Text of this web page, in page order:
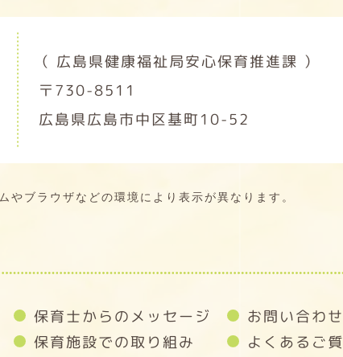
（ 広島県健康福祉局安心保育推進課 ）
〒730-8511
広島県広島市中区基町10-52
ブラウザなどの環境により表示が異なります。
保育士からのメッセージ
保育施設での取り組み
お問い合わ
よくあるご